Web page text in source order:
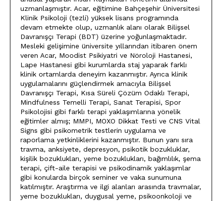
uzmanlaşmıştır. Acar, eğitimine Bahçeşehir Üniversitesi
Klinik Psikoloji (tezli) yüksek lisans programında
devam etmekte olup, uzmanlık alanı olarak Bilişsel
Davranışçı Terapi (BDT) üzerine yoğunlaşmaktadır.
Mesleki gelişimine üniversite yıllarından itibaren önem
veren Acar, Moodist Psikiyatri ve Nöroloji Hastanesi,
Lape Hastanesi gibi kurumlarda staj yaparak farklı
klinik ortamlarda deneyim kazanmıştır. Ayrıca klinik
uygulamalarını güçlendirmek amacıyla Bilişsel
Davranışçı Terapi, Kısa Süreli Çözüm Odaklı Terapi,
Mindfulness Temelli Terapi, Sanat Terapisi, Spor
Psikolojisi gibi farklı terapi yaklaşımlarına yönelik
eğitimler almış; MMPI, MOXO Dikkat Testi ve CNS Vital
Signs gibi psikometrik testlerin uygulama ve
raporlama yetkinliklerini kazanmıştır. Bunun yanı sıra
travma, anksiyete, depresyon, psikotik bozukluklar,
kişilik bozuklukları, yeme bozuklukları, bağımlılık, şema
terapi, çift-aile terapisi ve psikodinamik yaklaşımlar
gibi konularda birçok seminer ve vaka sunumuna
katılmıştır. Araştırma ve ilgi alanları arasında travmalar,
yeme bozuklukları, duygusal yeme, psikoonkoloji ve